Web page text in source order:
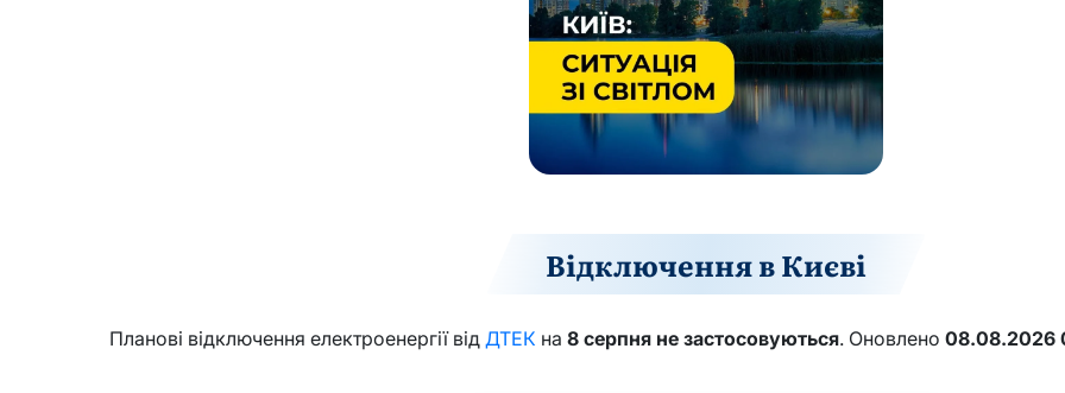
Відключення в Києві
Планові відключення електроенергії від ДТЕК на 8 серпня не застосовуються. Оновлено 08.08.2026